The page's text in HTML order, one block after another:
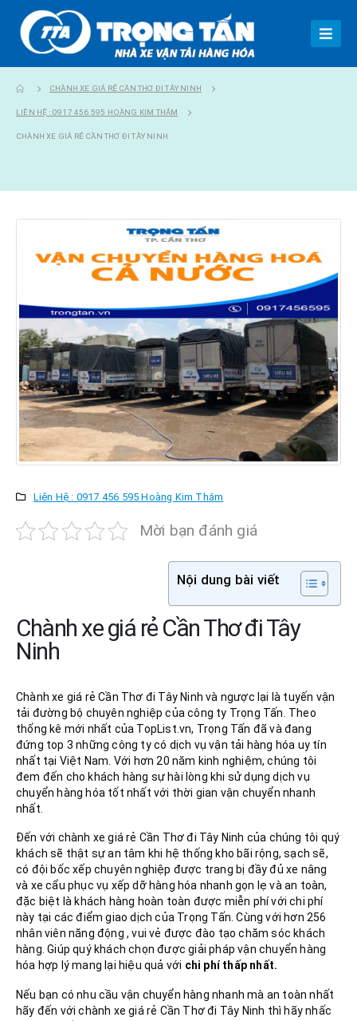
CHÀNH XE GIÁ RẺ CẦN THƠ ĐI TÂY NINH
LIÊN HỆ : 0917 456 595 HOÀNG KIM THẮM
CHÀNH XE GIÁ RẺ CẦN THƠ ĐI TÂY NINH
Liên Hệ : 0917 456 595 Hoàng Kim Thắm
Mời bạn đánh giá
Nội dung bài viết
Chành xe giá rẻ Cần Thơ đi Tây
Ninh
Chành xe giá rẻ Cần Thơ đi Tây Ninh và ngược lại là tuyến vận
tải đường bộ chuyên nghiệp của công ty Trọng Tấn. Theo
thống kê mới nhất của TopList.vn, Trọng Tấn đã và đang
đứng top 3 những công ty có dịch vụ vận tải hàng hóa uy tín
nhất tại Việt Nam. Với hơn 20 năm kinh nghiệm, chúng tôi
đem đến cho khách hàng sự hài lòng khi sử dụng dịch vụ
chuyển hàng hóa tốt nhất với thời gian vận chuyển nhanh
nhất.
Đến với chành xe giá rẻ Cần Thơ đi Tây Ninh của chúng tôi quý
khách sẽ thật sự an tâm khi hệ thống kho bãi rộng, sạch sẽ,
có đội bốc xếp chuyên nghiệp được trang bị đầy đủ xe nâng
và xe cẩu phục vụ xếp dỡ hàng hóa nhanh gọn lẹ và an toàn,
đặc biệt là khách hàng hoàn toàn được miễn phí với chi phí
này tại các điểm giao dịch của Trọng Tấn. Cùng với hơn 256
nhân viên năng động , vui vẻ được đào tạo chăm sóc khách
hàng. Giúp quý khách chọn được giải pháp vận chuyển hàng
hóa hợp lý mang lại hiệu quả với chi phí thấp nhất.
Nếu bạn có nhu cầu vận chuyển hàng nhanh mà an toàn nhất
hãy đến với chành xe giá rẻ Cần Thơ đi Tây Ninh thì hãy nhấc